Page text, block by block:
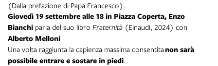
(Dalla prefazione di Papa Francesco).
Giovedì 19 settembrealle 18 in Piazza Coperta, Enzo
Bianchi parla del suo libro Fraternità (Einaudi, 2024) con
Alberto Melloni
Una volta raggiunta la capienza massima consentitanon sarà
possibile entrare e sostare in piedi.